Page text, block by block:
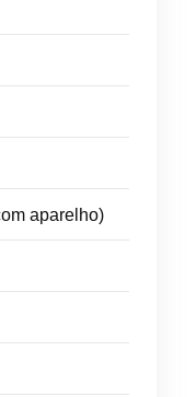
aparelho)